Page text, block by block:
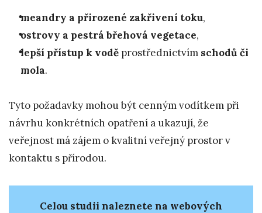
meandry a přirozené zakřivení toku,
ostrovy a pestrá břehová vegetace,
lepší přístup k vodě prostřednictvím schodů či
mola.
Tyto požadavky mohou být cenným vodítkem při
návrhu konkrétních opatření a ukazují, že
veřejnost má zájem o kvalitní veřejný prostor v
kontaktu s přírodou.
Celou studii naleznete na webových